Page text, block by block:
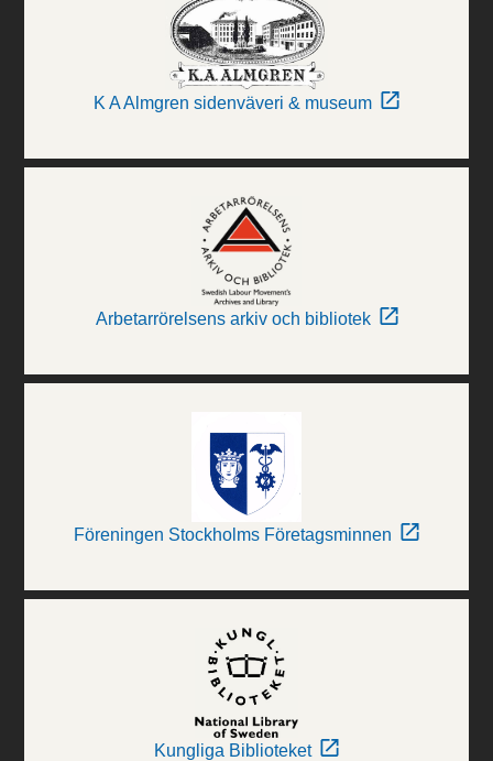
K A Almgren sidenväveri & museum
Arbetarrörelsens arkiv och bibliotek
Föreningen Stockholms Företagsminnen
Kungliga Biblioteket